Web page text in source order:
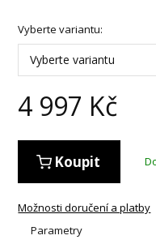
Vyberte variantu:
Vyberte variantu
4 997 Kč
Koupit
Možnosti doručení a platby
Parametry